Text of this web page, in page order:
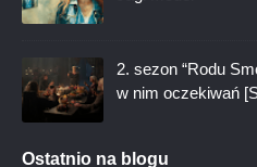
2. sezon “Rodu
w nim oczekiwań
Ostatnio na blogu